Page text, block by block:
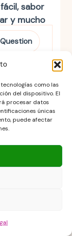
como las
del dispositivo. El
procesar datos
únicas
puede afectar
sabor
y mucho